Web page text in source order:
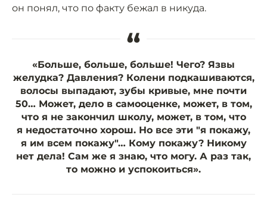
он понял, что по факту бежал в никуда.
“
«Больше, больше, больше! Чего? Язвы
желудка? Давления? Колени подкашиваются,
волосы выпадают, зубы кривые, мне почти
50… Может, дело в самооценке, может, в том,
что я не закончил школу, может, в том, что
я недостаточно хорош. Но все эти "я покажу,
я им всем покажу"… Кому покажу? Никому
нет дела! Сам же я знаю, что могу. А раз так,
то можно и успокоиться».